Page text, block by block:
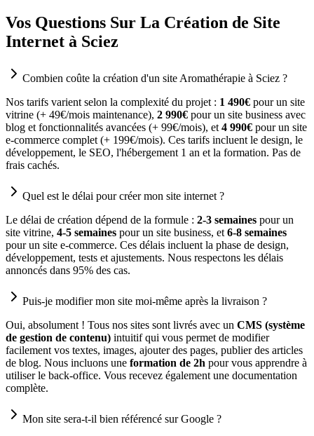
Vos Questions Sur La Création de Site
Internet à Sciez
Combien coûte la création d'un site Aromathérapie à Sciez ?
Nos tarifs varient selon la complexité du projet : 1 490€ pour un site
vitrine (+ 49€/mois maintenance), 2 990€ pour un site business avec
blog et fonctionnalités avancées (+ 99€/mois), et 4 990€ pour un site
e-commerce complet (+ 199€/mois). Ces tarifs incluent le design, le
développement, le SEO, l'hébergement 1 an et la formation. Pas de
frais cachés.
Quel est le délai pour créer mon site internet ?
Le délai de création dépend de la formule : 2-3 semaines pour un
site vitrine, 4-5 semaines pour un site business, et 6-8 semaines
pour un site e-commerce. Ces délais incluent la phase de design,
développement, tests et ajustements. Nous respectons les délais
annoncés dans 95% des cas.
Puis-je modifier mon site moi-même après la livraison ?
Oui, absolument ! Tous nos sites sont livrés avec un CMS (système
de gestion de contenu) intuitif qui vous permet de modifier
facilement vos textes, images, ajouter des pages, publier des articles
de blog. Nous incluons une formation de 2h pour vous apprendre à
utiliser le back-office. Vous recevez également une documentation
complète.
Mon site sera-t-il bien référencé sur Google ?